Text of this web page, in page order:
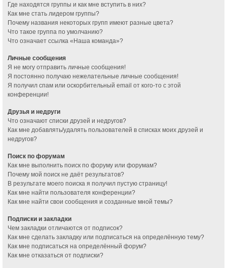
Где находятся группы и как мне вступить в них?
Как мне стать лидером группы?
Почему названия некоторых групп имеют разные цвета?
Что такое группа по умолчанию?
Что означает ссылка «Наша команда»?
Личные сообщения
Я не могу отправить личные сообщения!
Я постоянно получаю нежелательные личные сообщения!
Я получил спам или оскорбительный email от кого-то с этой
конференции!
Друзья и недруги
Что означают списки друзей и недругов?
Как мне добавлять/удалять пользователей в списках моих друзей и
недругов?
Поиск по форумам
Как мне выполнить поиск по форуму или форумам?
Почему мой поиск не даёт результатов?
В результате моего поиска я получил пустую страницу!
Как мне найти пользователя конференции?
Как мне найти свои сообщения и созданные мной темы?
Подписки и закладки
Чем закладки отличаются от подписок?
Как мне сделать закладку или подписаться на определённую тему?
Как мне подписаться на определённый форум?
Как мне отказаться от подписки?